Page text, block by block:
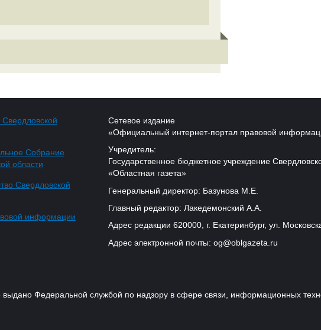
Свердловской
Собрание
области
Свердловской
информации
Сетевое издание
«Официальный интернет-портал правовой
Учредитель:
Государственное бюджетное учреждение
«Областная газета»
Генеральный директор: Базунова М.Е.
Главный редактор: Лакедемонский А.А.
Адрес редакции 620000, г. Екатеринбург, ул.
Адрес электронной почты: og@oblgazeta.ru
Федеральной службой по надзору в сфере связи, информационных